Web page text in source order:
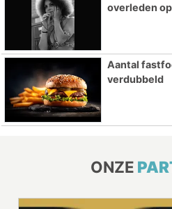
overleden
Aantal
verdubbeld
ONZE